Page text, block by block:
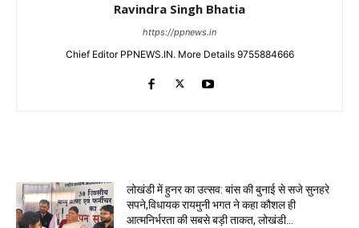
Ravindra Singh Bhatia
https://ppnews.in
Chief Editor PPNEWS.IN. More Details 9755884666
लोखंडी में हुनर का उत्सव: बांस की बुनाई से सजे सुनहरे
सपने,विधायक रायमुनी भगत ने कहा कौशल ही
आत्मनिर्भरता की सबसे बड़ी ताकत, लोखंडी...